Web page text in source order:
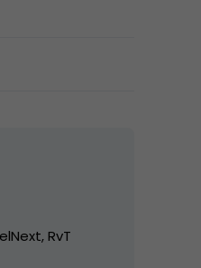
RvT